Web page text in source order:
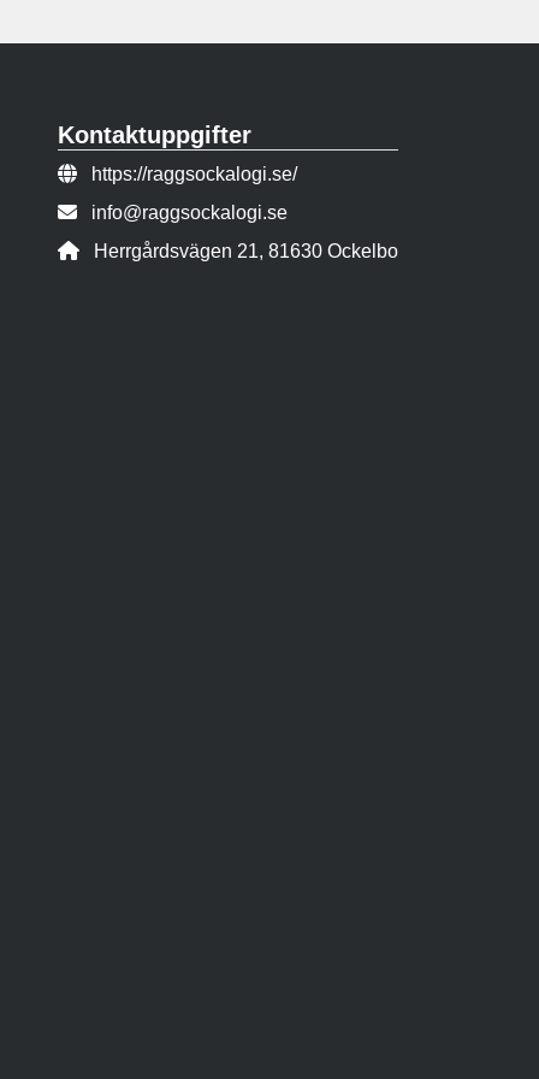
Kontaktuppgifter
Webbsida:
https://raggsockalogi.se/
E-post:
info@raggsockalogi.se
Adress:
Herrgårdsvägen 21, 81630 Ockelbo